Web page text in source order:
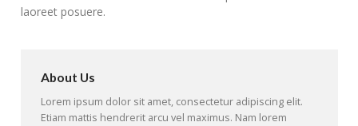
laoreet posuere.
About Us
Lorem ipsum dolor sit amet, consectetur adipiscing elit.
Etiam mattis hendrerit arcu vel maximus. Nam lorem